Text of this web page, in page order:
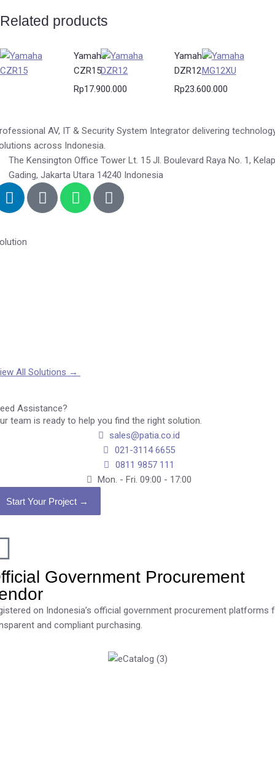
Related products
Yamaha
CZR15
Rp17.900.000
Yamaha
DZR12
Rp23.600.000
AV, IT & Security System Integrator delivering
across Indonesia.
The Kensington Office Tower Lt. 15 Jl. Boulevard Raya No. 1,
Gading, Jakarta Utara 14240 Indonesia
All Solutions →
Assistance?
team is ready to help you find the right solution.
sales@patia.co.id
021-3114 6655
0811 9857 111
Mon. - Fri. 09:00 - 17:00​
Start Your Project →
Government Procurement
on Indonesia’s official government procurement platforms
and compliant purchasing.